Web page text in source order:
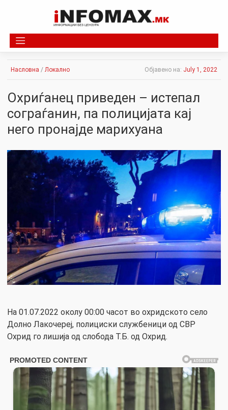
Насловна / Локално Објавено на: July 1, 2022
Охриѓанец приведен – истепал
сограѓанин, па полицијата кај
него пронајде марихуана
На 01.07.2022 околу 00:00 часот во охридското село
Долно Лакочереј, полициски службеници од СВР
Охрид го лишија од слобода Т.Б. од Охрид.